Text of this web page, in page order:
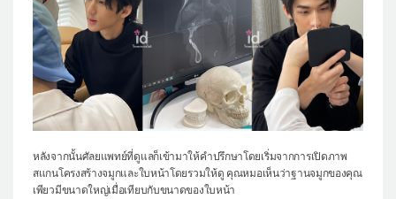
หลังจากนั้นศัลยแพทย์ที่ดูแลก็เข้ามาให้คำปรึกษาโดยเริ่มจากการเปิดภาพ
สแกนโครงสร้างจมูกและใบหน้าโดยรวมให้ดู คุณหมอเห็นว่าฐานจมูกของคุณ
เพียวมีขนาดใหญ่เมื่อเทียบกับขนาดของใบหน้า